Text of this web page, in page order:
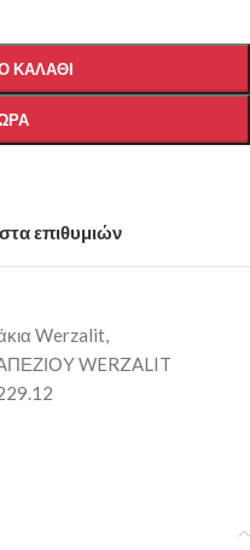
ΚΑΛΆΘΙ
επιθυμιών
Werzalit,
WERZALIT